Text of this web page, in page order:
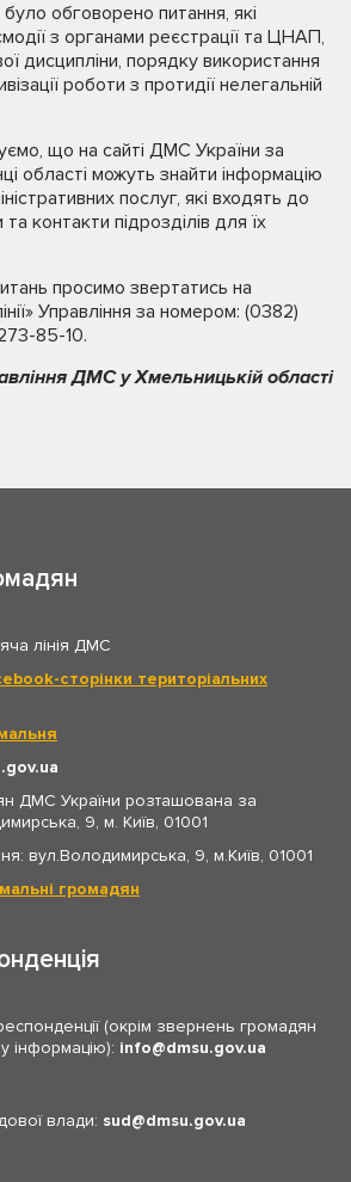
обговорено питання, які
з органами реєстрації та ЦНАП,
дисципліни, порядку використання
роботи з протидії нелегальній
що на сайті ДМС України за
області можуть знайти інформацію
послуг, які входять до
контакти підрозділів для їх
просимо звертатись на
Управління за номером: (0382)
85-10.
ДМС у Хмельницькій області
лінія ДМС
сторінки територіальних
ДМС України розташована за
9, м. Київ, 01001
вул.Володимирська, 9, м.Київ, 01001
громадян
(окрім звернень громадян
інформацію): info dmsu.gov.ua
влади: sud dmsu.gov.ua